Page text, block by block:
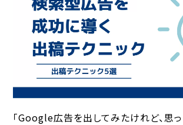
「Google広告を出してみたけれど、思っ